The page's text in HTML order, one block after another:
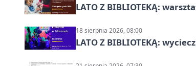
LATO Z BIBLIOTEKĄ:
18 sierpnia 2026, 08:00
LATO Z BIBLIOTEKĄ: